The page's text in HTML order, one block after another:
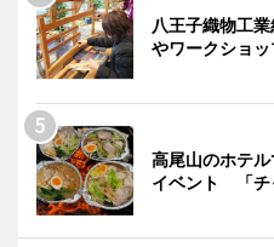
八王子織物工
やワークショッ
高尾山のホテル
イベント 「チ